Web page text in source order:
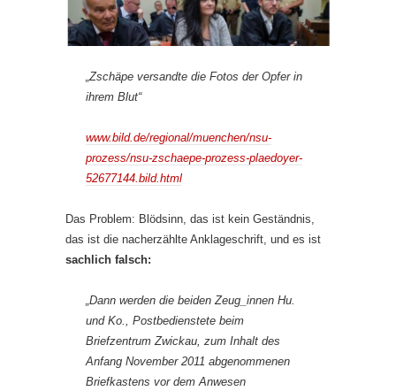
„Zschäpe versandte die Fotos der Opfer in
ihrem Blut“
www.bild.de/regional/muenchen/nsu-
prozess/nsu-zschaepe-prozess-plaedoyer-
52677144.bild.html
Das Problem: Blödsinn, das ist kein Geständnis,
das ist die nacherzählte Anklageschrift, und es ist
sachlich falsch:
„Dann werden die beiden Zeug_innen Hu.
und Ko., Postbedienstete beim
Briefzentrum Zwickau, zum Inhalt des
Anfang November 2011 abgenommenen
Briefkastens vor dem Anwesen